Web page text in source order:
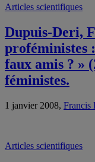
Articles scientifiques
Dupuis-Deri,
proféministes
faux amis ? »
féministes.
1 janvier 2008, Francis
Articles scientifiques